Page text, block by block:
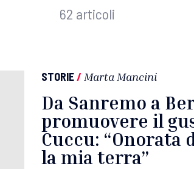
62 articoli
STORIE/ Marta Mancini
Da Sanremo a
promuovere il
Cuccu: “Onorata
la mia terra”